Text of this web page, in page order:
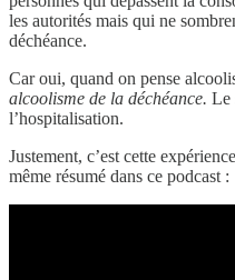
les autorités mais qui ne
déchéance.
Car oui, quand on pense
alcoolisme de la déchéance. Le
l’hospitalisation.
Justement, c’est cette
même résumé dans ce podcast :